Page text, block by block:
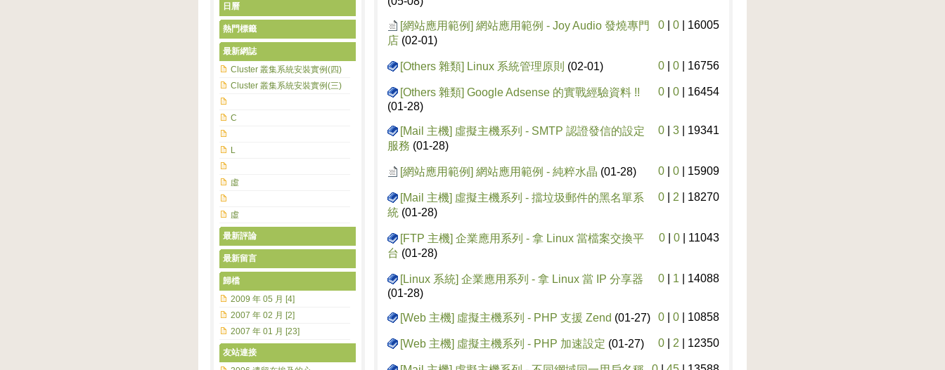
[網站應用範例] 網站應用範例 - Joy Audio 發燒專門
店 (02-01)
0 0 16005
[Others 雜類] Linux 系統管理原則 (02-01) 0 0 16756
[Others 雜類] Google Adsense 的實戰經驗資料 !!
(01-28)
0 0 16454
[Mail 主機] 虛擬主機系列 - SMTP 認證發信的設定
服務 (01-28)
0 3 19341
[網站應用範例] 網站應用範例 - 純粹水晶 (01-28) 0 0 15909
[Mail 主機] 虛擬主機系列 - 擋垃圾郵件的黑名單系
統 (01-28)
0 2 18270
[FTP 主機] 企業應用系列 - 拿 Linux 當檔案交換平
台 (01-28)
0 0 11043
[Linux 系統] 企業應用系列 - 拿 Linux 當 IP 分享器
(01-28)
0 1 14088
[Web 主機] 虛擬主機系列 - PHP 支援 Zend (01-27) 0 0 10858
[Web 主機] 虛擬主機系列 - PHP 加速設定 (01-27) 0 2 12350
日曆
熱門標籤
最新網誌
Cluster 叢集系統安裝實例(四)
Cluster 叢集系統安裝實例(三)
C
L
虛
虛
最新評論
最新留言
歸檔
2009 年 05 月 [4]
2007 年 02 月 [2]
2007 年 01 月 [23]
友站連接